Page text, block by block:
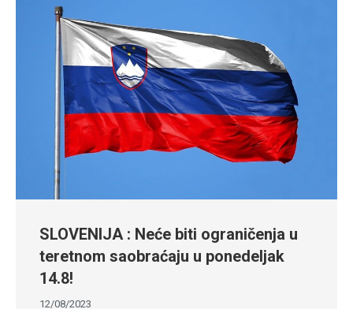
SLOVENIJA : Neće biti ograničenja u
teretnom saobraćaju u ponedeljak
14.8!
12/08/2023